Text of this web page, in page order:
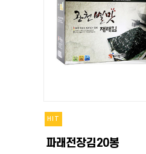
HIT
파래전장김20봉